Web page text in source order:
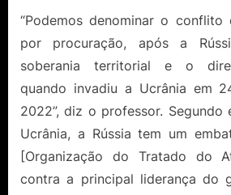
“Podemos denominar o conflito
por procuração, após a
soberania territorial e o
quando invadiu a Ucrânia em
2022”, diz o professor. Segundo
Ucrânia, a Rússia tem um
[Organização do Tratado do
contra a principal liderança do